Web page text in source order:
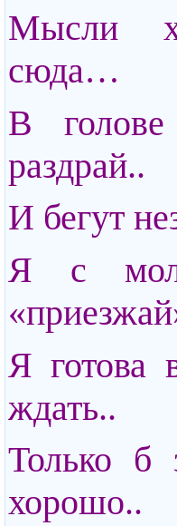
Мысли
сюда…
В
раздрай..
И бегут
Я с
Я готова
ждать..
Только б
хорошо..